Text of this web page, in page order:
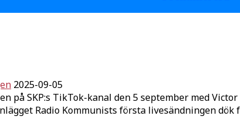
2025-09-05
på SKP:s TikTok-kanal den 5 september med
Radio Kommunists första livesändningen dök